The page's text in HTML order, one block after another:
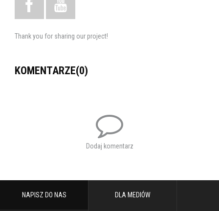
Thank you for sharing our project!
KOMENTARZE(0)
Dodaj komentarz
NAPISZ DO NAS DLA MEDIÓW